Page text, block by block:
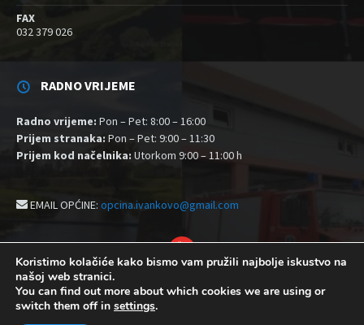
FAX
032 379 026
RADNO VRIJEME
Radno vrijeme: Pon – Pet: 8:00 – 16:00
Prijem stranaka: Pon – Pet: 9:00 – 11:30
Prijem kod načelnika: Utorkom 9:00 – 11:00 h
EMAIL OPĆINE: opcina.ivankovo@gmail.com
YouTube
Izjava o pristupačnosti
Postavke kolačića
Koristimo kolačiće kako bismo vam pružili najbolje iskustvo na
našoj web stranici.
You can find out more about which cookies we are using or
switch them off in settings.